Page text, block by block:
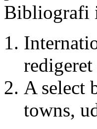
Bibliografi
A select
towns,